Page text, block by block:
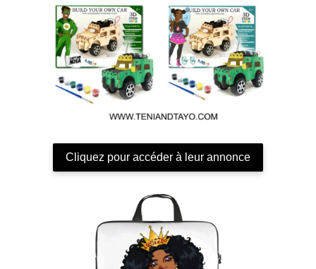
Cliquez pour accéder à leur annonce